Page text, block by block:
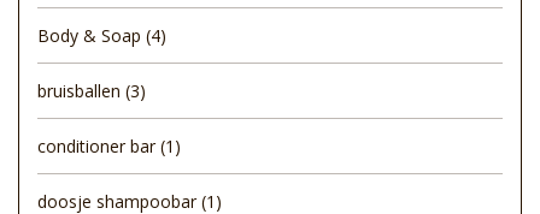
Body & Soap (4)
bruisballen (3)
conditioner bar(1)
doosje shampoobar(1)